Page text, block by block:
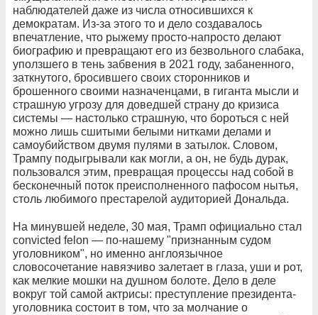
наблюдателей даже из числа относившихся к
демократам. Из-за этого то и дело создавалось
впечатление, что рыжему просто-напросто делают
биографию и превращают его из безвольного слабака,
уползшего в тень забвения в 2021 году, забаненного,
заткнутого, бросившего своих сторонников и
брошенного своими назначенцами, в гиганта мысли и
страшную угрозу для доведшей страну до кризиса
системы — настолько страшную, что бороться с ней
можно лишь сшитыми белыми нитками делами и
самоубийством двумя пулями в затылок. Словом,
Трампу подыгрывали как могли, а он, не будь дурак,
пользовался этим, превращая процессы над собой в
бесконечный поток преисполненного пафосом нытья,
столь любимого престарелой аудиторией Дональда.
На минувшей неделе, 30 мая, Трамп официально стал
convicted felon — по-нашему "признанным судом
уголовником", но именно англоязычное
словосочетание навязчиво залетает в глаза, уши и рот,
как мелкие мошки на душном болоте. Дело в деле
вокруг той самой актрисы: преступление президента-
уголовника состоит в том, что за молчание о